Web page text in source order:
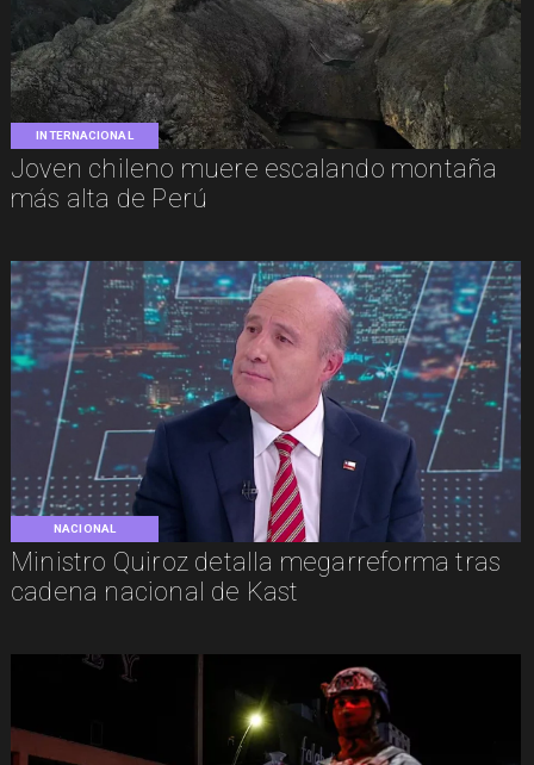
INTERNACIONAL
Joven chileno muere escalando montaña
más alta de Perú
NACIONAL
Ministro Quiroz detalla megarreforma tras
cadena nacional de Kast